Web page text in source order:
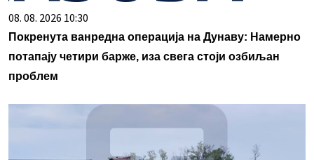
08. 08. 2026 10:30
Покренута ванредна операција на Дунаву: Намерно
потапају четири барже, иза свега стоји озбиљан
проблем